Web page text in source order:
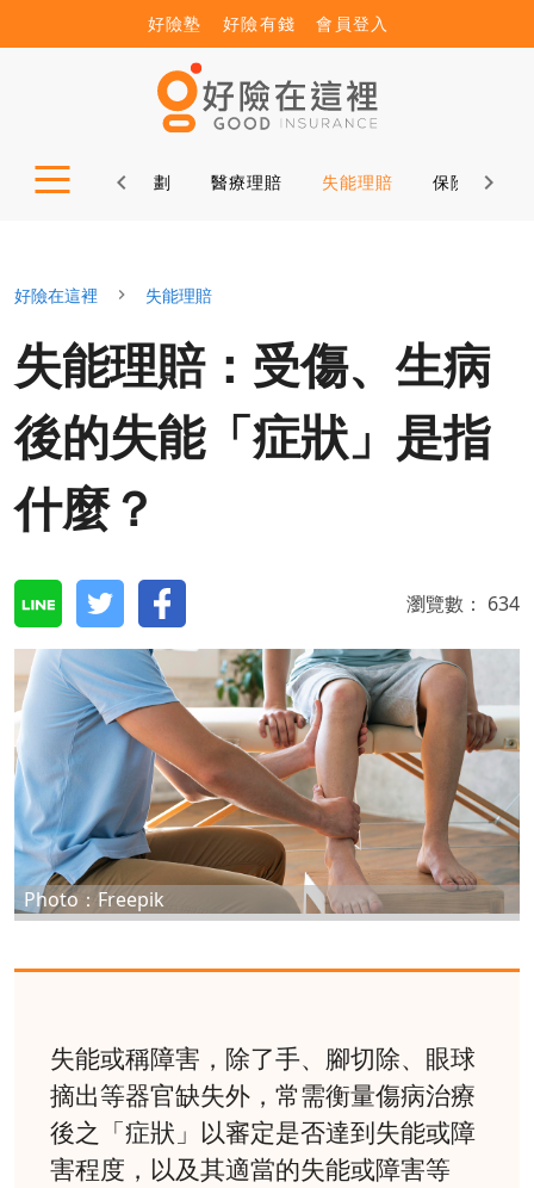
好險塾 好險有錢 會員登入
險新知 保險規劃 醫療理賠 失能理賠 保險小秘書
好險在這裡 失能理賠
失能理賠：受傷、生病
後的失能「症狀」是指
什麼？
瀏覽數： 634
Photo：Freepik
失能或稱障害，除了手、腳切除、眼球
摘出等器官缺失外，常需衡量傷病治療
後之「症狀」以審定是否達到失能或障
害程度，以及其適當的失能或障害等